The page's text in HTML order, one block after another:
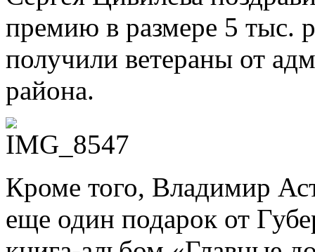
премию в размере 5 тыс.
получили ветераны от
района.
Кроме того, Владимир
еще один подарок от